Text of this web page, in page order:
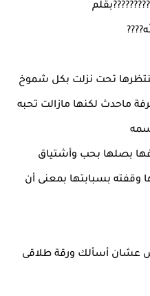
تحت نزلت بكل شموخ
ماحدث لكنها مازالت تحبه
بصلها بحب وأشتياق
بسبابتها بمعنى أن
عشان أسألك ورقة طلاقى